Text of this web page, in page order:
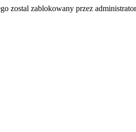
zostal zablokowany przez